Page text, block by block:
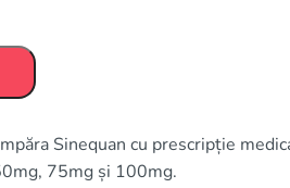
Sinequan cu prescripție
75mg și 100mg.